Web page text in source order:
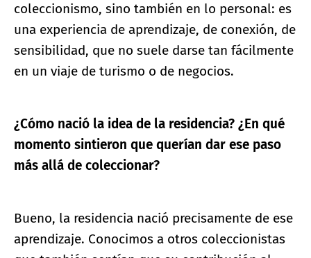
coleccionismo, sino también en lo personal: es
una experiencia de aprendizaje, de conexión, de
sensibilidad, que no suele darse tan fácilmente
en un viaje de turismo o de negocios.
¿Cómo nació la idea de la residencia? ¿En qué
momento sintieron que querían dar ese paso
más allá de coleccionar?
Bueno, la residencia nació precisamente de ese
aprendizaje. Conocimos a otros coleccionistas